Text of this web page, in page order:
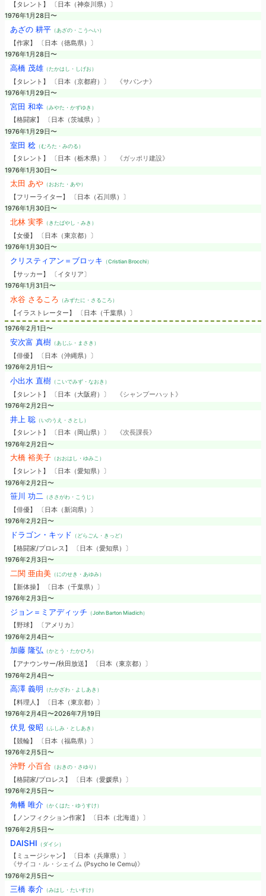
【タレント】 〔日本（神奈川県）〕
1976年1月28日〜
あざの 耕平（あざの・こうへい）
【作家】 〔日本（徳島県）〕
1976年1月28日〜
高橋 茂雄（たかはし・しげお）
【タレント】 〔日本（京都府）〕
《サバンナ》
1976年1月29日〜
宮田 和幸（みやた・かずゆき）
【格闘家】 〔日本（茨城県）〕
1976年1月29日〜
室田 稔（むろた・みのる）
【タレント】 〔日本（栃木県）〕
《ガッポリ建設》
1976年1月30日〜
太田 あや（おおた・あや）
【フリーライター】 〔日本（石川県）〕
1976年1月30日〜
北林 実季（きたばやし・みき）
【女優】 〔日本（東京都）〕
1976年1月30日〜
クリスティアン＝ブロッキ （Cristian Brocchi）
【サッカー】 〔イタリア〕
1976年1月31日〜
水谷 さるころ （みずたに・さるころ）
【イラストレーター】 〔日本（千葉県）〕
1976年2月1日〜
安次富 真樹（あじふ・まさき）
【俳優】 〔日本（沖縄県）〕
1976年2月1日〜
小出水 直樹（こいでみず・なおき）
【タレント】 〔日本（大阪府）〕
《シャンプーハット》
1976年2月2日〜
井上 聡（いのうえ・さとし）
【タレント】 〔日本（岡山県）〕
《次長課長》
1976年2月2日〜
大橋 裕美子（おおはし・ゆみこ）
【タレント】 〔日本（愛知県）〕
1976年2月2日〜
笹川 功二（ささがわ・こうじ）
【俳優】 〔日本（新潟県）〕
1976年2月2日〜
ドラゴン・キッド （どらごん・きっど）
【格闘家/プロレス】 〔日本（愛知県）〕
1976年2月3日〜
二関 亜由美（にのせき・あゆみ）
【新体操】 〔日本（千葉県）〕
1976年2月3日〜
ジョン＝ミアディッチ （John Barton Miadich）
【野球】 〔アメリカ〕
1976年2月4日〜
加藤 隆弘（かとう・たかひろ）
【アナウンサー/秋田放送】 〔日本（東京都）〕
1976年2月4日〜
高澤 義明 （たかざわ・よしあき）
【料理人】 〔日本（東京都）〕
1976年2月4日〜2026年7月19日
伏見 俊昭 （ふしみ・としあき）
【競輪】 〔日本（福島県）〕
1976年2月5日〜
沖野 小百合（おきの・さゆり）
【格闘家/プロレス】 〔日本（愛媛県）〕
1976年2月5日〜
角幡 唯介（かくはた・ゆうすけ）
【ノンフィクション作家】 〔日本（北海道）〕
1976年2月5日〜
DAISHI （ダイシ）
【ミュージシャン】 〔日本（兵庫県）〕
《サイコ・ル・シェイム (Psycho le Cemu)》
1976年2月5日〜
三橋 泰介（みはし・たいすけ）